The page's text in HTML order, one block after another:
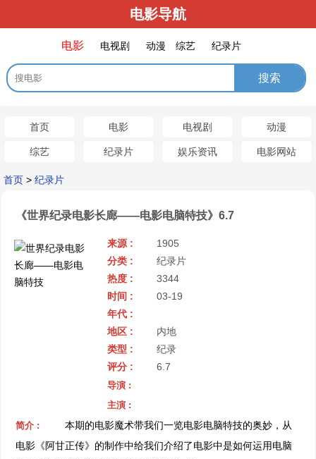
电影导航
电影 电视剧 动漫 综艺 纪录片
首页 电影 电视剧 动漫
综艺 纪录片 娱乐资讯 电影网站
首页 > 纪录片
《世界纪录电影长廊——电影电脑特技》6.7
来源 :
1905
分类 :
纪录片
热度 :
3344
时间 :
03-19
年代 :
地区 :
内地
类型 :
纪录
评分 :
6.7
导演 :
主演 :
简介 :
本期的电影魔术带我们一览电影电脑特技的奥妙，从
电影《阿甘正传》的制作中给我们介绍了电影中是如何运用电脑